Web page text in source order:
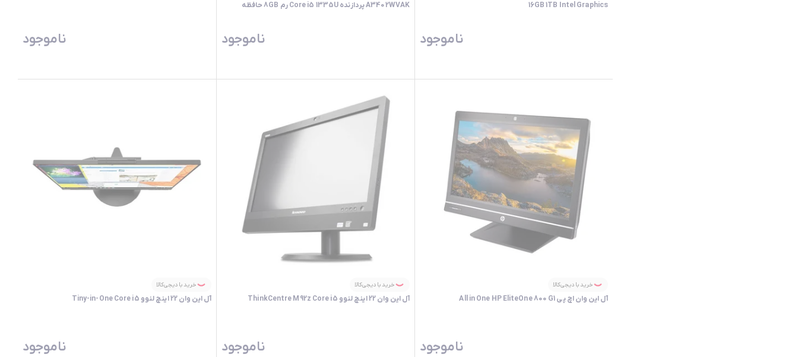
16GB 1TB Intel Graphics
ناموجود
A3402WVAK پردازنده Core i5 1335U رم 8GB حافظه
ناموجود ناموجود
خرید با دیجی‌کالا
آل این وان اچ پی All in One HP EliteOne 800 G1
ناموجود
خرید با دیجی‌کالا
آل این وان 22 اینچ لنوو ThinkCentre M92z Core i5
ناموجود
خرید با دیجی‌کالا
آل این وان 22 اینچ لنوو Tiny-in-One Core i5
ناموجود